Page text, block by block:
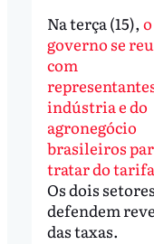
Na terça (15), o
governo se
com
indústria e do
agronegócio
brasileiros
tratar do
Os dois setores
defendem
das taxas.